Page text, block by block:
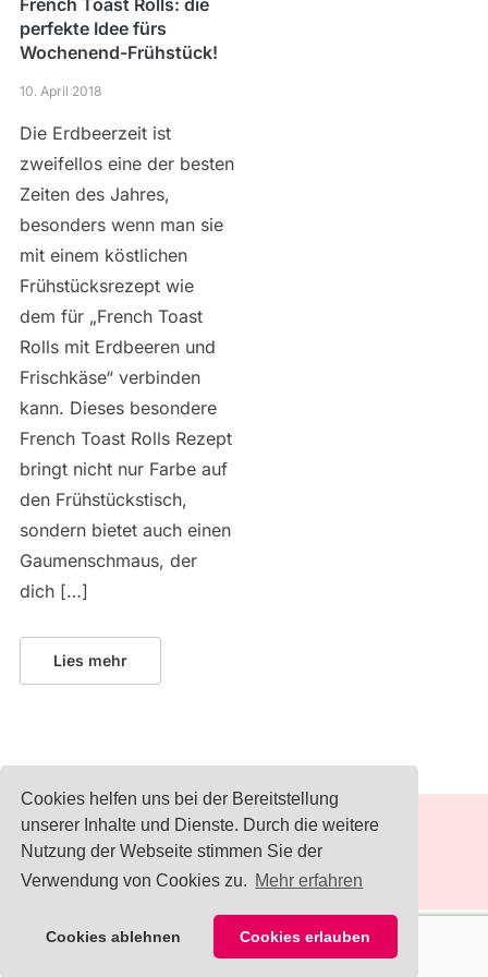
Cookies helfen uns bei der Bereitstellung
unserer Inhalte und Dienste. Durch die weitere
Nutzung der Webseite stimmen Sie der
Verwendung von Cookies zu. Mehr erfahren
Cookies ablehnen Cookies erlauben
French Toast Rolls: die
perfekte Idee fürs
Wochenend-Frühstück!
10. April 2018
Die Erdbeerzeit ist
zweifellos eine der besten
Zeiten des Jahres,
besonders wenn man sie
mit einem köstlichen
Frühstücksrezept wie
dem für „French Toast
Rolls mit Erdbeeren und
Frischkäse“ verbinden
kann. Dieses besondere
French Toast Rolls Rezept
bringt nicht nur Farbe auf
den Frühstückstisch,
sondern bietet auch einen
Gaumenschmaus, der
dich […]
Lies mehr
IMPRESSUM
COPYRIGHT © 2026 KOCHLÖFFELJUNKIES — DESIGNED BY